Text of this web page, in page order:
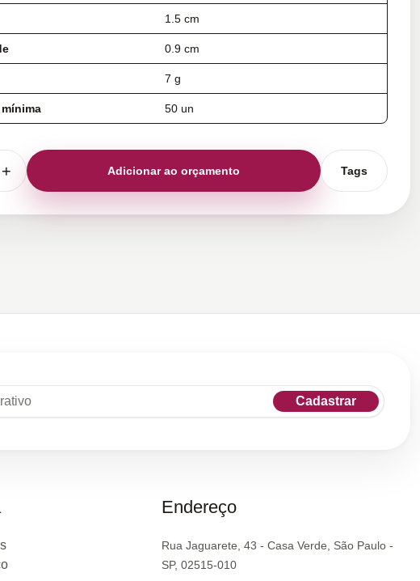
1.5 cm
0.9 cm
7 g
50 un
+ Adicionar ao orçamento Tags
Cadastrar
Endereço
Rua Jaguarete, 43 - Casa Verde, São Paulo -
SP, 02515-010